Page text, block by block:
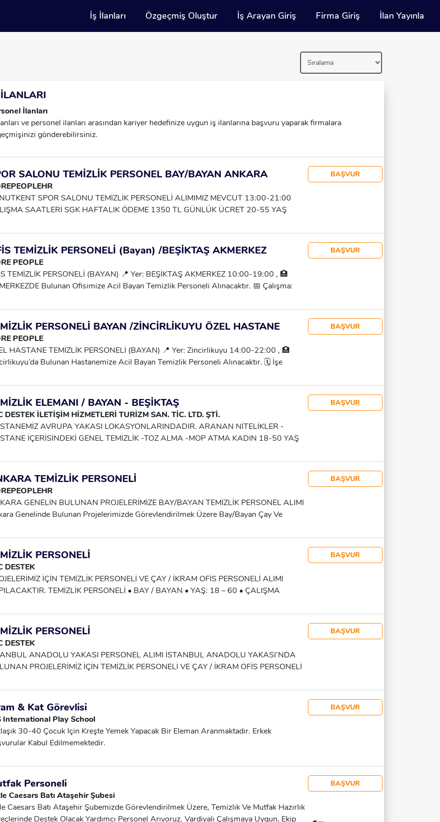
İş İlanları Özgeçmiş Oluştur İş Arayan Giriş Firma Giriş İlan Yayınla
İlanları
ve personel ilanları arasından kariyer hedefinize uygun iş ilanlarına başvuru yaparak firmalara
gönderebilirsiniz.
SALONU TEMİZLİK PERSONEL BAY/BAYAN ANKARA
SPOR SALONU TEMİZLİK PERSONELİ ALIMIMIZ MEVCUT 13:00-21:00
SAATLERİ SGK HAFTALIK ÖDEME 1350 TL GÜNLÜK ÜCRET 20-55 YAŞ
İLETİŞİM 0552 693 12 97
BAŞVUR
TEMİZLİK PERSONELİ (Bayan) /BEŞİKTAŞ AKMERKEZ
PEOPLE
TEMİZLİK PERSONELİ (BAYAN) 📍 Yer: BEŞİKTAŞ AKMERKEZ 10:00-19:00 , 🏥
Bulunan Ofisimize Acil Bayan Temizlik Personeli Alınacaktır. 📅 Çalışma:
951 42 21 📲 Arayabilir Veya WhatsApp’tan Yazabilirsiniz. ⚡ Acil Alım – Kontenjan
BAŞVUR
PERSONELİ BAYAN /ZİNCİRLİKUYU ÖZEL HASTANE
PEOPLE
HASTANE TEMİZLİK PERSONELİ (BAYAN) 📍 Yer: Zincirlikuyu 14:00-22:00 , 🏥
Bulunan Hastanemize Acil Bayan Temizlik Personeli Alınacaktır. 🗓 İşe
Hastane Yemekhanesinden Verilmektedir 📞 İletişim: Melek Hanım – 0537 951
📲 Arayabilir Veya WhatsApp’tan Yazabilirsiniz. ⚡ Acil Alım – Kontenjan Sınırlıdır!
BAŞVUR
ELEMANI / BAYAN - BEŞİKTAŞ
DESTEK İLETİŞİM HİZMETLERİ TURİZM SAN. TİC. LTD. ŞTİ.
AVRUPA YAKASI LOKASYONLARINDADIR. ARANAN NİTELİKLER -
İÇERİSİNDEKİ GENEL TEMİZLİK -TOZ ALMA -MOP ATMA KADIN 18-50 YAŞ
ALINACAKTIR OKAN BEY : 0505 114 60 39
BAŞVUR
TEMİZLİK PERSONELİ
GENELİN BULUNAN PROJELERİMİZE BAY/BAYAN TEMİZLİK PERSONEL ALIMI
Genelinde Bulunan Projelerimizde Görevlendirilmek Üzere Bay/bayan Çay Ve
Dâhil) -SGK -Haftalık Ödeme -Bay/Bayan Personel Alımı Projeye Göre Gelen Işte
Alacak, Çalışmaya Istekli Adayların Başvurularını Bekliyoruz. Başvuru Ve Detaylı
Başvurular WhatsApp Üzerinden Alınmaktadır. İletişim Kubilay Bey 0552 693 12 97
BAŞVUR
PERSONELİ
DESTEK
İÇİN TEMİZLİK PERSONELİ VE ÇAY / İKRAM OFİS PERSONELİ ALIMI
TEMİZLİK PERSONELİ • BAY / BAYAN • YAŞ: 18 – 60 • ÇALIŞMA
MEVCUTTUR ÇALIŞMA ALANLARI: MAĞAZA, OKUL, HASTANE, BANKA VE
KURUMSAL ALANLARDA GÖREV ALINACAKTIR. ÇAY VE İKRAM / OFİS
• BAYAN • YAŞ: 18 – 50 • OFİS ORTAMINDA ÇAY VE İKRAM SERVİSİNDE
ALACAK • TEMİZ VE DÜZENLİ ÇALIŞABİLECEK ÇALIŞMA ŞARTLARI • GÜNLÜK
ÇALIŞMA • GÜNLÜK ÜCRET: 1.250 TL • ÖDEME: HAFTALIK • YEMEK VE
MEVCUTTUR HAKAN BEY:0 552 693 12 96
BAŞVUR
PERSONELİ
DESTEK
ANADOLU YAKASI PERSONEL ALIMI İSTANBUL ANADOLU YAKASI’NDA
PROJELERİMİZ İÇİN TEMİZLİK PERSONELİ VE ÇAY / İKRAM OFİS PERSONELİ
GÜNLÜK 8 SAAT • GÜNLÜK ÜCRET: 1.250 TL • ÖDEME: HAFTALIK • YEMEK
MEVCUTTUR ÇALIŞMA ALANLARI: MAĞAZA, OKUL, HASTANE, BANKA VE
KURUMSAL ALANLARDA GÖREV ALINACAKTIR. ÇAY VE İKRAM / OFİS
• BAYAN • YAŞ: 18 – 50 • OFİS ORTAMINDA ÇAY VE İKRAM SERVİSİNDE
ALACAK • TEMİZ VE DÜZENLİ ÇALIŞABİLECEK ÇALIŞMA ŞARTLARI • GÜNLÜK
ÇALIŞMA • GÜNLÜK ÜCRET: 1.250 TL • ÖDEME: HAFTALIK • YEMEK VE
BAŞVUR
& Kat Görevlisi
International Play School
30-40 Çocuk Için Kreşte Yemek Yapacak Bir Eleman Aranmaktadır. Erkek
Kabul Edilmemektedir.
BAŞVUR
Personeli
Caesars Batı Ataşehir Şubesi
Caesars Batı Ataşehir Şubemizde Görevlendirilmek Üzere, Temizlik Ve Mutfak Hazırlık
Destek Olacak Yardımcı Personel Arıyoruz. Vardiyalı Çalışmaya Uygun, Ekip
BAŞVUR